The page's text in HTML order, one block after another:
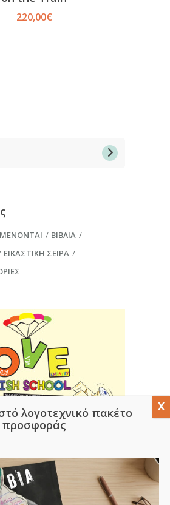
220,00€
ΒΙΒΛΊΑ
ΕΙΚΑΣΤΙΚΉ ΣΕΙΡΆ
λογοτεχνικό πακέτο
προσφοράς